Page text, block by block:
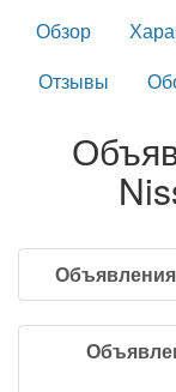
Обзор
Отзывы